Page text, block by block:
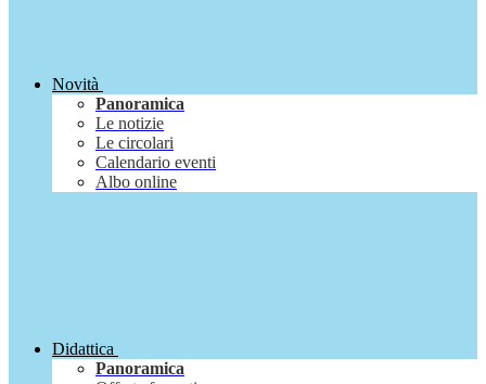
Novità
Panoramica
Le notizie
Le circolari
Calendario eventi
Albo online
Didattica
Panoramica